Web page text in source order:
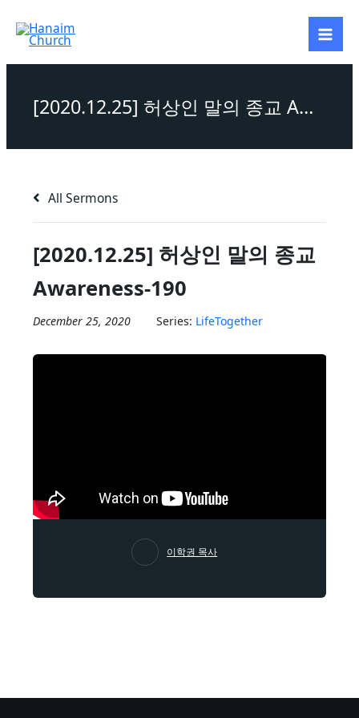
content
[2020.12.25] 허상인 말의 종교 Awareness-190
All Sermons
[2020.12.25] 허상인 말의 종교
Awareness-190
December 25, 2020 Series: LifeTogether
이학권 목사